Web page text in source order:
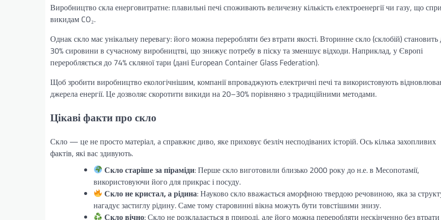
Виробництво скла енерговитратне: плавильні печі споживають величезну кількість електроенергії чи газу, що
викидам CO₂.
Однак скло має унікальну перевагу: його можна переробляти без втрати якості. Вторинне скло (склобій) становить
30% сировини в сучасному виробництві, що знижує потребу в піску та зменшує відходи. Наприклад, у Європі
переробляється до 74% скляної тари (дані European Container Glass Federation).
Щоб зробити виробництво екологічнішим, компанії впроваджують електричні печі та використовують
джерела енергії. Це дозволяє скоротити викиди на 20–30% порівняно з традиційними методами.
Цікаві факти про скло
Скло — це не просто матеріал, а справжнє диво, яке приховує безліч несподіваних історій. Ось кілька захопливих
фактів, які вас здивують.
Скло старіше за піраміди: Перше скло виготовили близько 2000 року до н.е. в Месопотамії,
використовуючи його для прикрас і посуду.
Скло не кристал, а рідина: Науково скло вважається аморфною твердою речовиною, яка за
нагадує застиглу рідину. Саме тому старовинні вікна можуть бути товстішими знизу.
Скло вічно: Скло не розкладається в природі, але його можна переробляти нескінченно без втрати